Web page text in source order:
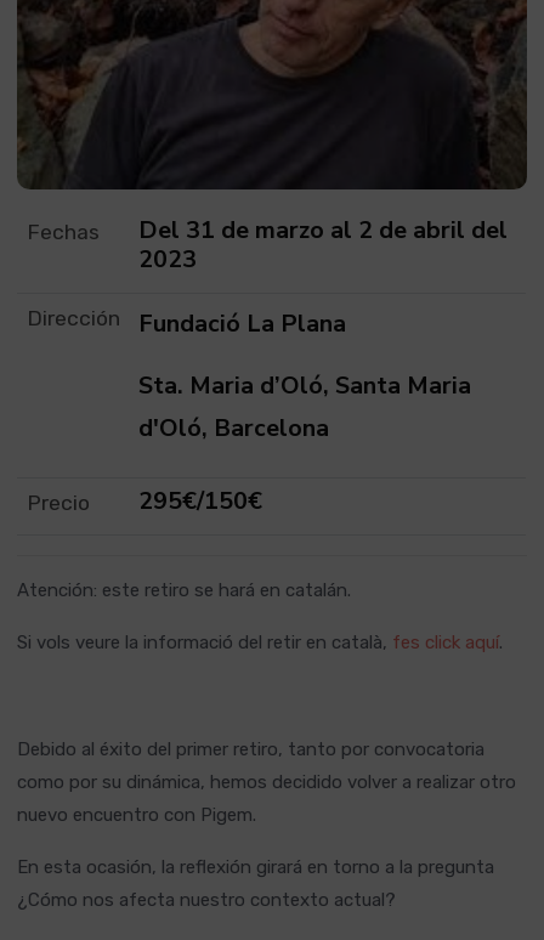
Fechas
Del 31 de marzo al 2 de abril del
2023
Dirección
Fundació La Plana
Sta. Maria d’Oló, Santa Maria
d'Oló, Barcelona
Precio 295€/150€
Atención: este retiro se hará en catalán.
Si vols veure la informació del retir en català, fes click aquí.
Debido al éxito del primer retiro, tanto por convocatoria
como por su dinámica, hemos decidido volver a realizar otro
nuevo encuentro con Pigem.
En esta ocasión, la reflexión girará en torno a la pregunta
¿Cómo nos afecta nuestro contexto actual?